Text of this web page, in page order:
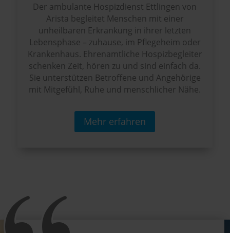
Der ambulante Hospizdienst Ettlingen von
Arista begleitet Menschen mit einer
unheilbaren Erkrankung in ihrer letzten
Lebensphase – zuhause, im Pflegeheim oder
Krankenhaus. Ehrenamtliche Hospizbegleiter
schenken Zeit, hören zu und sind einfach da.
Sie unterstützen Betroffene und Angehörige
mit Mitgefühl, Ruhe und menschlicher Nähe.
Mehr erfahren